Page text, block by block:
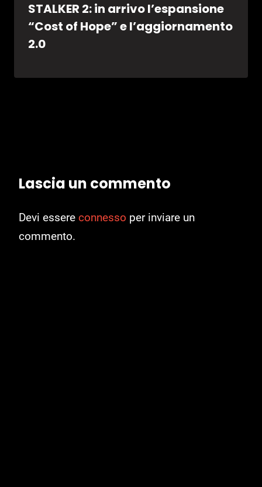
STALKER 2: in arrivo l’espansione
“Cost of Hope” e l’aggiornamento
2.0
Lascia un commento
Devi essere connesso per inviare un
commento.